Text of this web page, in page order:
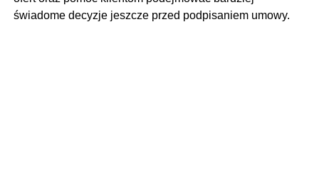
świadome decyzje jeszcze przed podpisaniem umowy.